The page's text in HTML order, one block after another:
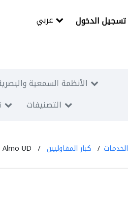
تسجيل الدخول
الأنظمة السمعية
التصنيفات
الخدمات كبار المقاوليين Almo UD